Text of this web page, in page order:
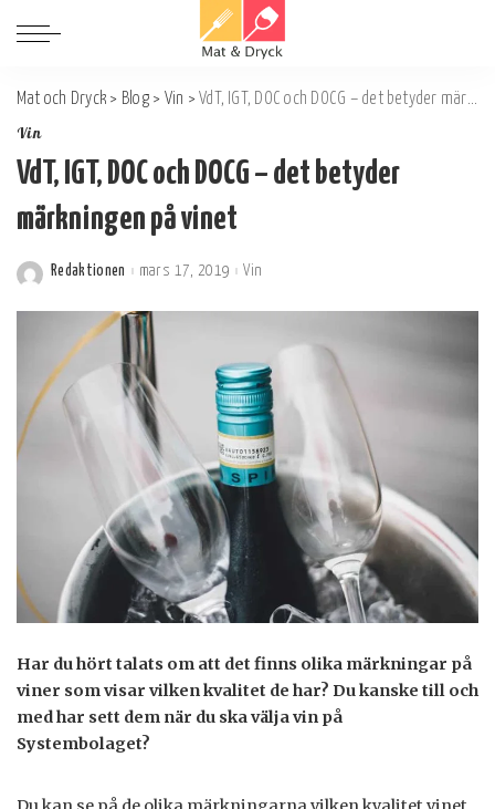
Mat och Dryck > Blog> Vin >VdT, IGT, DOC och DOCG – det betyder märkningen på vinet
Vin
VdT, IGT, DOC och DOCG – det betyder
märkningen på vinet
Postat
Redaktionen mars 17, 2019 Vin
Har du hört talats om att det finns olika märkningar på
viner som visar vilken kvalitet de har? Du kanske till och
med har sett dem när du ska välja vin på
Systembolaget?